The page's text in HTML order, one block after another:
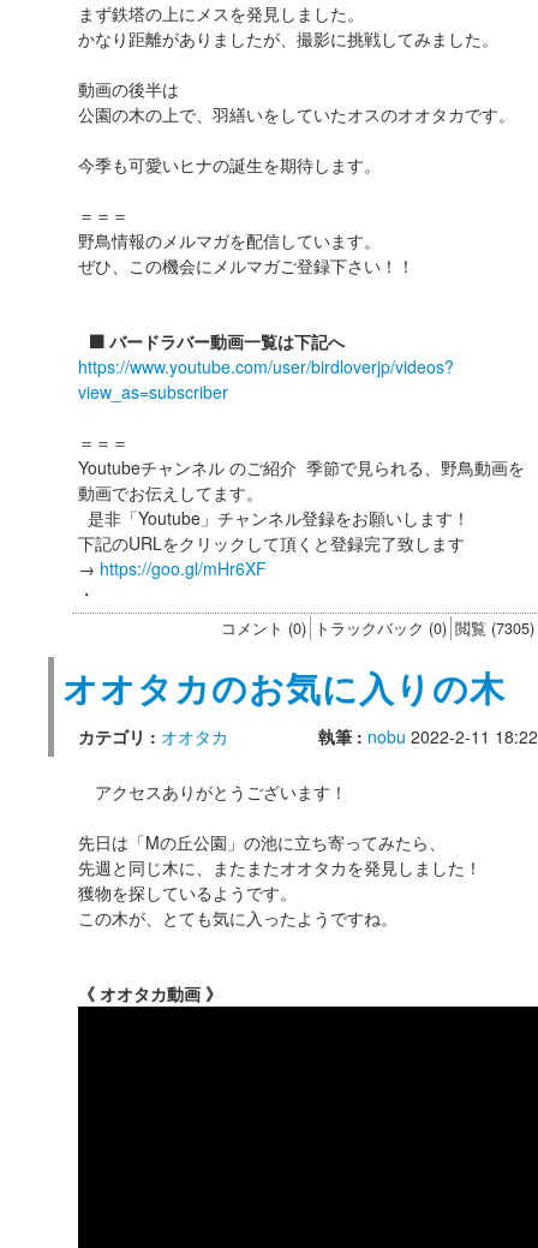
まず鉄塔の上にメスを発見しました。
かなり距離がありましたが、撮影に挑戦してみました。
動画の後半は
公園の木の上で、羽繕いをしていたオスのオオタカです。
今季も可愛いヒナの誕生を期待します。
＝＝＝
野鳥情報のメルマガを配信しています。
ぜひ、この機会にメルマガご登録下さい！！
⬛️ バードラバー動画一覧は下記へ
https://www.youtube.com/user/birdloverjp/videos?
view_as=subscriber
＝＝＝
Youtubeチャンネル のご紹介 季節で見られる、野鳥動画を
動画でお伝えしてます。
是非「Youtube」チャンネル登録をお願いします！
下記のURLをクリックして頂くと登録完了致します
→ https://goo.gl/mHr6XF
・
コメント (0) トラックバック (0) 閲覧 (7305)
オオタカのお気に入りの木
カテゴリ : オオタカ 執筆 : nobu 2022-2-11 18:22
アクセスありがとうございます！
先日は「Mの丘公園」の池に立ち寄ってみたら、
先週と同じ木に、またまたオオタカを発見しました！
獲物を探しているようです。
この木が、とても気に入ったようですね。
《 オオタカ動画 》